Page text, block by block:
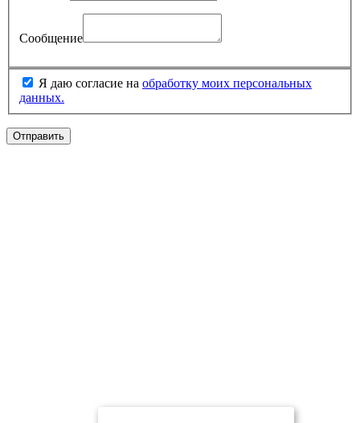
Сообщение
Я даю согласие на обработку моих персональных
данных.
Отправить